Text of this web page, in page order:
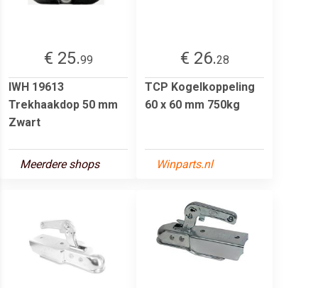
€ 25.99
IWH 19613
Trekhaakdop 50 mm
Zwart
Meerdere shops
€ 26.28
TCP Kogelkoppeling
60 x 60 mm 750kg
Winparts.nl